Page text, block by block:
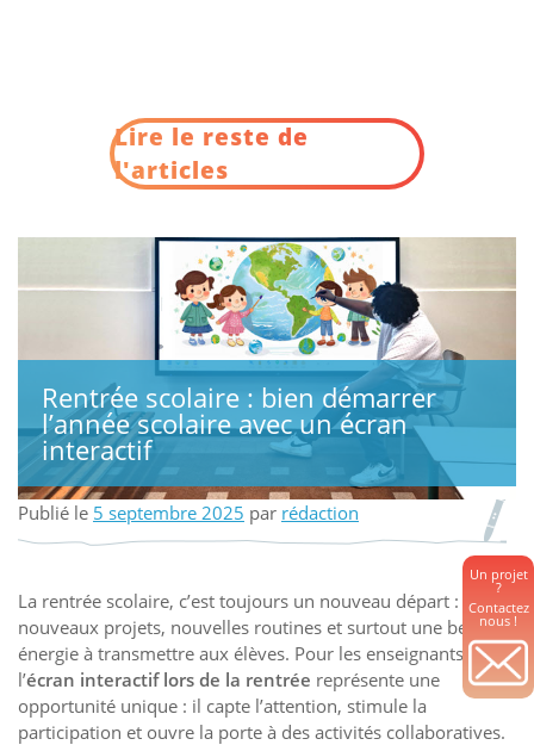
Un projet
?
Contactez
nous !
Lire le reste de
l'articles
Rentrée scolaire : bien démarrer
l’année scolaire avec un écran
interactif
Publié le 5 septembre 2025 par rédaction
La rentrée scolaire, c’est toujours un nouveau départ :
nouveaux projets, nouvelles routines et surtout une belle
énergie à transmettre aux élèves. Pour les enseignants,
l’écran interactif lors de la rentrée représente une
opportunité unique : il capte l’attention, stimule la
participation et ouvre la porte à des activités collaboratives.